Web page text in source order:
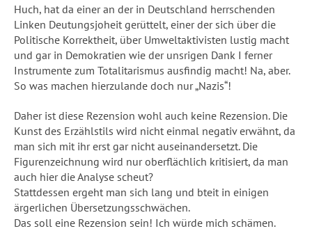
Huch, hat da einer an der in Deutschland herrschenden
Linken Deutungsjoheit gerüttelt, einer der sich über die
Politische Korrektheit, über Umweltaktivisten lustig macht
und gar in Demokratien wie der unsrigen Dank I ferner
Instrumente zum Totalitarismus ausfindig macht! Na, aber.
So was machen hierzulande doch nur „Nazis“!
Daher ist diese Rezension wohl auch keine Rezension. Die
Kunst des Erzählstils wird nicht einmal negativ erwähnt, da
man sich mit ihr erst gar nicht auseinandersetzt. Die
Figurenzeichnung wird nur oberflächlich kritisiert, da man
auch hier die Analyse scheut?
Stattdessen ergeht man sich lang und bteit in einigen
ärgerlichen Übersetzungsschwächen.
Das soll eine Rezension sein! Ich würde mich schämen.